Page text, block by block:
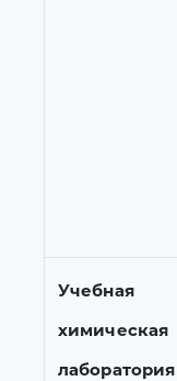
Учебная
химическая
лаборатория